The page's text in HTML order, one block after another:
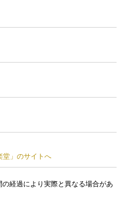
堂」のサイトへ
経過により実際と異なる場合があ